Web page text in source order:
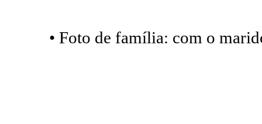
• Foto de família: com o